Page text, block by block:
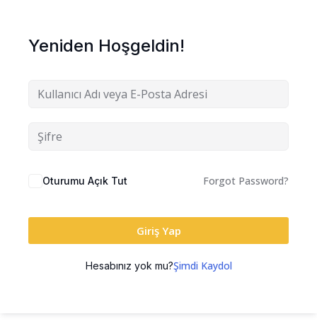
Yeniden Hoşgeldin!
Oturumu Açık Tut Forgot Password?
Giriş Yap
Hesabınız yok mu?Şimdi Kaydol